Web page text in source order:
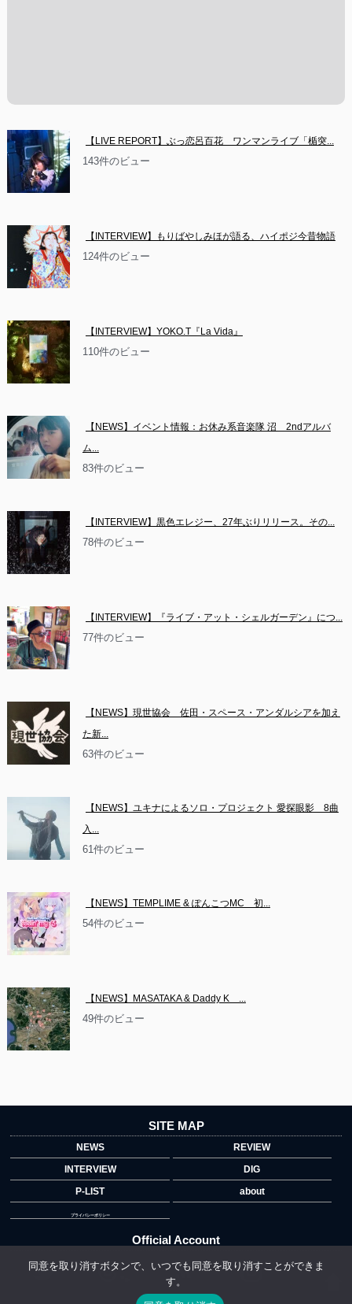
【LIVE REPORT】ぶっ恋呂百花　ワンマンライブ「楯突...
143件のビュー
【INTERVIEW】もりばやしみほが語る、ハイポジ今昔物語
124件のビュー
【INTERVIEW】YOKO.T『La Vida』
110件のビュー
【NEWS】イベント情報：お休み系音楽隊 沼　2ndアルバ
ム...
83件のビュー
【INTERVIEW】黒色エレジー、27年ぶりリリース。その...
78件のビュー
【INTERVIEW】『ライブ・アット・シェルガーデン』につ...
77件のビュー
【NEWS】現世協会　佐田・スペース・アンダルシアを加え
た新...
63件のビュー
【NEWS】ユキナによるソロ・プロジェクト 愛探眼影　8曲
入...
61件のビュー
【NEWS】TEMPLIME & ぽんこつMC　初...
54件のビュー
【NEWS】MASATAKA & Daddy K　...
49件のビュー
SITE MAP
NEWS
REVIEW
INTERVIEW
DIG
P-LIST
about
プライバシーポリシー
Official Account
同意を取り消すボタンで、いつでも同意を取り消すことができま
す。